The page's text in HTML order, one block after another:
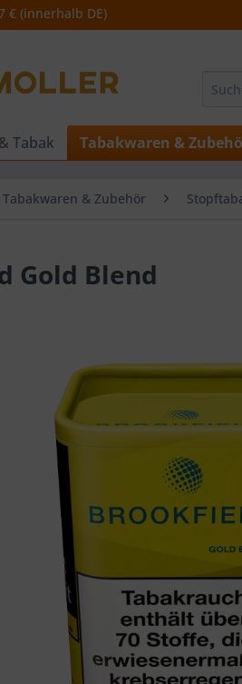
€ (innerhalb DE)
Tabak Tabakwaren &
Tabakwaren & Zubehör
Gold Blend